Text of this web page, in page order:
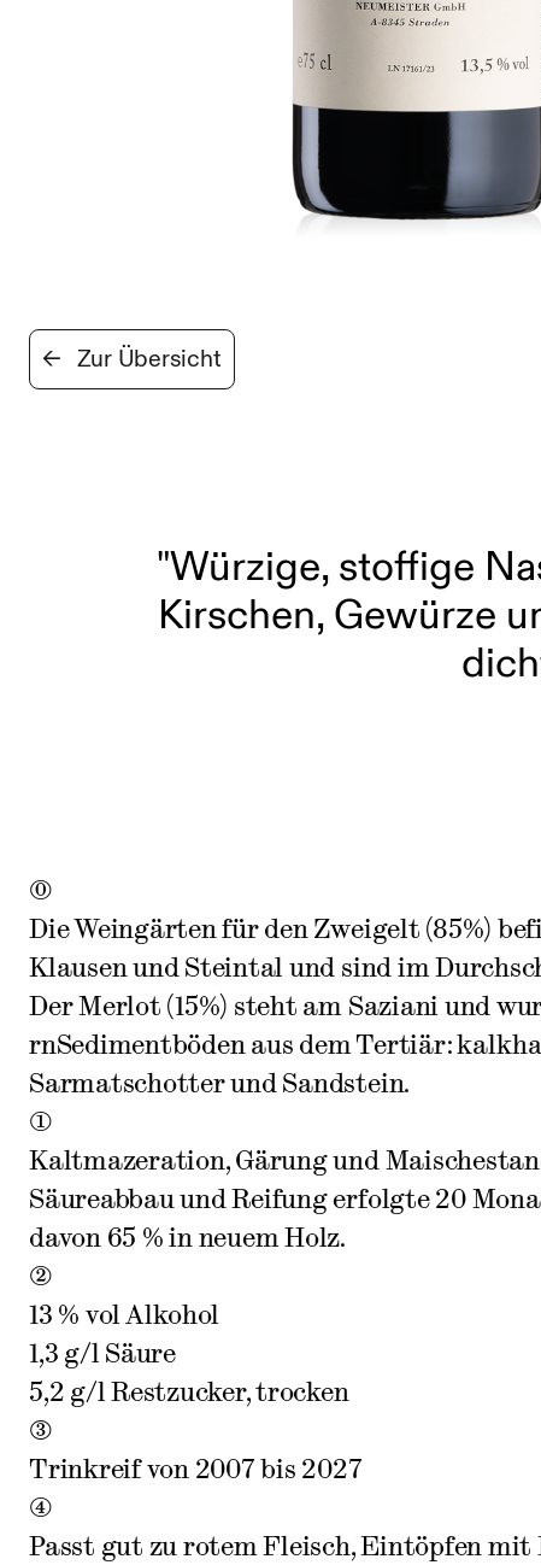
← Zur Übersicht
"Würzige, stoffige
Kirschen, Gewürze
0
Die Weingärten für den Zweigelt (85%)
Klausen und Steintal und sind im
Der Merlot (15%) steht am Saziani und
rnSedimentböden aus dem Tertiär:
Sarmatschotter und Sandstein.
1
Kaltmazeration, Gärung und
Säureabbau und Reifung erfolgte 20
davon 65 % in neuem Holz.
2
13 % vol Alkohol
1,3 g/l Säure
5,2 g/l Restzucker, trocken
3
Trinkreif von 2007 bis 2027
4
Passt gut zu rotem Fleisch, Eintöpfen mit